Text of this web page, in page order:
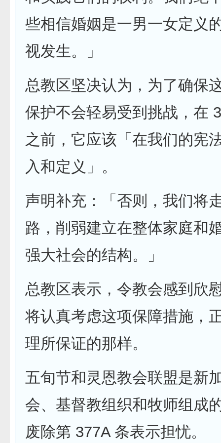
些相信婚姻是一男一女定义
视发生。」
总教区坚决认为，为了确保
保护不会轻易受到挑战，在
之前，它应该「在我们的宪
入和定义」。
声明补充：「否则，我们将
路，削弱建立在整体家庭和
强大社会的结构。」
总教区表示，令教会感到欣
将认真考虑这项保障措施，
理所保证的那样。
五旬节和灵恩教会联盟是新
会、基督教组织和牧师组成
废除第 377A 条表示担忧。